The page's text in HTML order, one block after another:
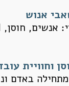
אנוש
וחוויית
באדם